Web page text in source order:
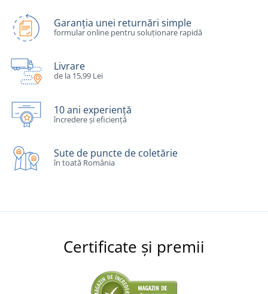
Garanția unei returnări simple
formular online pentru soluționare rapidă
Livrare
de la 15,99 Lei
10 ani experiență
încredere și eficiență
Sute de puncte de coletărie
în toată România
Certificate și premii